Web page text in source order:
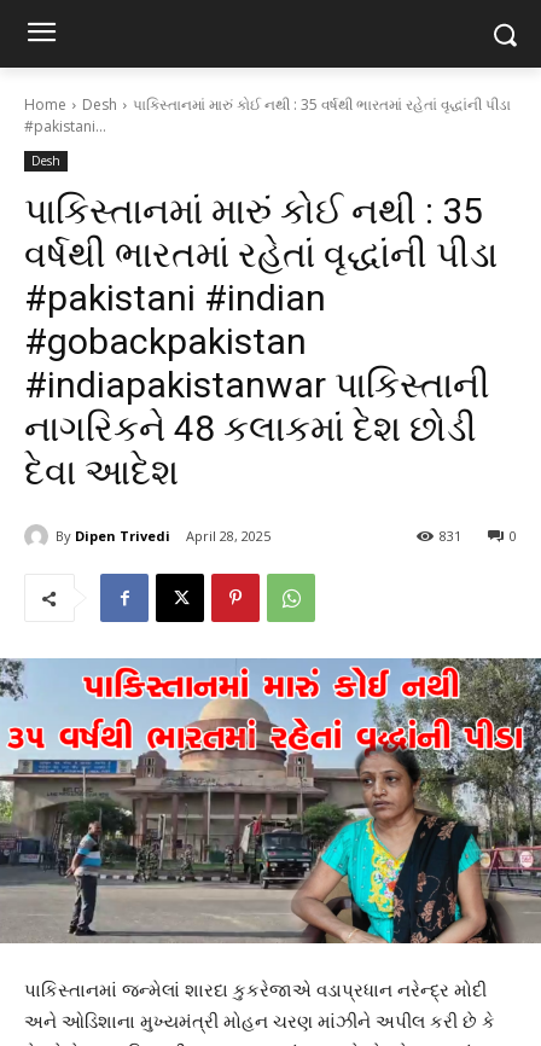
Home Desh
પાકિસ્તાનમાં મારું કોઈ નથી : 35 વર્ષથી ભારતમાં રહેતાં વૃદ્ધાંની પીડા
#pakistani...
Desh
પાકિસ્તાનમાં મારું કોઈ નથી : 35
વર્ષથી ભારતમાં રહેતાં વૃદ્ધાંની પીડા
#pakistani #indian
#gobackpakistan
#indiapakistanwar પાકિસ્તાની
નાગરિકને 48 કલાકમાં દેશ છોડી
દેવા આદેશ
By Dipen Trivedi April 28, 2025 0
831
પાકિસ્તાનમાં જન્મેલાં શારદા કુકરેજાએ વડાપ્રધાન નરેન્દ્ર મોદી
અને ઓડિશાના મુખ્યમંત્રી મોહન ચરણ માંઝીને અપીલ કરી છે કે